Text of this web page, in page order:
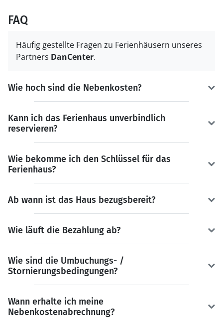
FAQ
Häufig gestellte Fragen zu Ferienhäusern unseres
Partners DanCenter.
Wie hoch sind die Nebenkosten?
Kann ich das Ferienhaus unverbindlich
reservieren?
Wie bekomme ich den Schlüssel für das
Ferienhaus?
Ab wann ist das Haus bezugsbereit?
Wie läuft die Bezahlung ab?
Wie sind die Umbuchungs- /
Stornierungsbedingungen?
Wann erhalte ich meine
Nebenkostenabrechnung?